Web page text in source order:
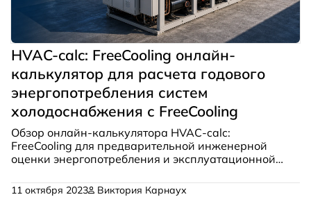
HVAC-calc: FreeCooling онлайн-
калькулятор для расчета годового
энергопотребления систем
холодоснабжения с FreeCooling
Обзор онлайн-калькулятора HVAC-calc:
FreeCooling для предварительной инженерной
оценки энергопотребления и эксплуатационной
11 октября 2023
Виктория Карнаух